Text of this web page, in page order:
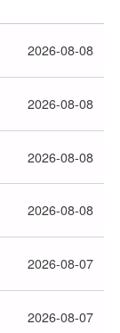
2026-08-08
2026-08-08
2026-08-08
2026-08-08
2026-08-07
2026-08-07